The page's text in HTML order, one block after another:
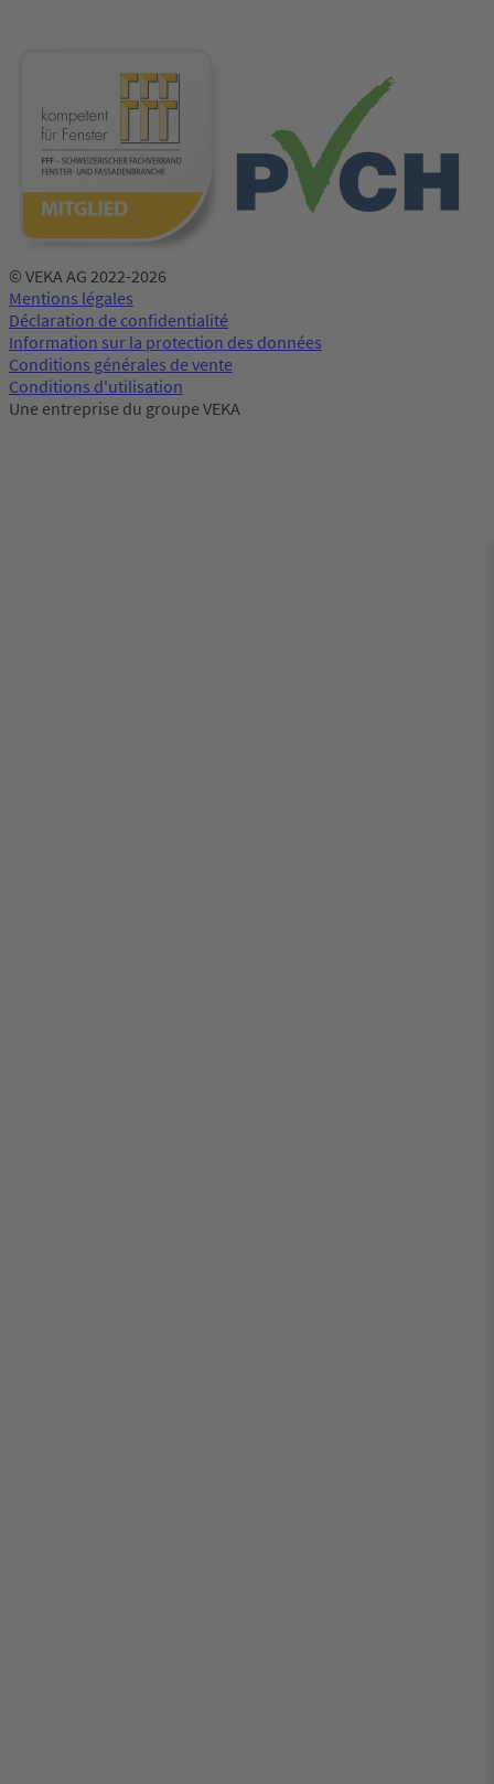
© VEKA AG 2022-2026
Mentions légales
Déclaration de confidentialité
Information sur la protection des données
Conditions générales de vente
Conditions d'utilisation
Une entreprise du groupe VEKA